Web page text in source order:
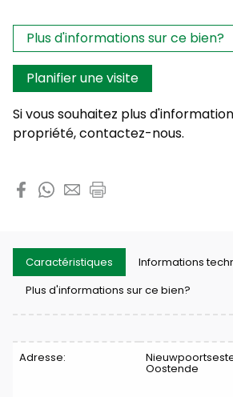
Les intérêts?
Plus d'informations sur ce bien?
Planifier une visite
Si vous souhaitez plus
propriété, contactez-nous.
Partager cette propriété
Caractéristiques
Informations
Plus d'informations sur ce bien?
Caractéristiques
Adresse:
Oostende